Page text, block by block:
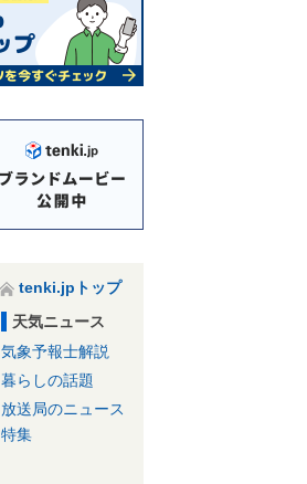
tenki.jpトップ
天気ニュース
気象予報士解説
暮らしの話題
放送局のニュース
特集